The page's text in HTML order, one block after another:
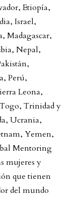
Etiopía,
Israel,
Madagascar,
Nepal,
Perú,
Leona,
Trinidad y
Ucrania,
Yemen,
Mentoring
mujeres y
que tienen
del mundo